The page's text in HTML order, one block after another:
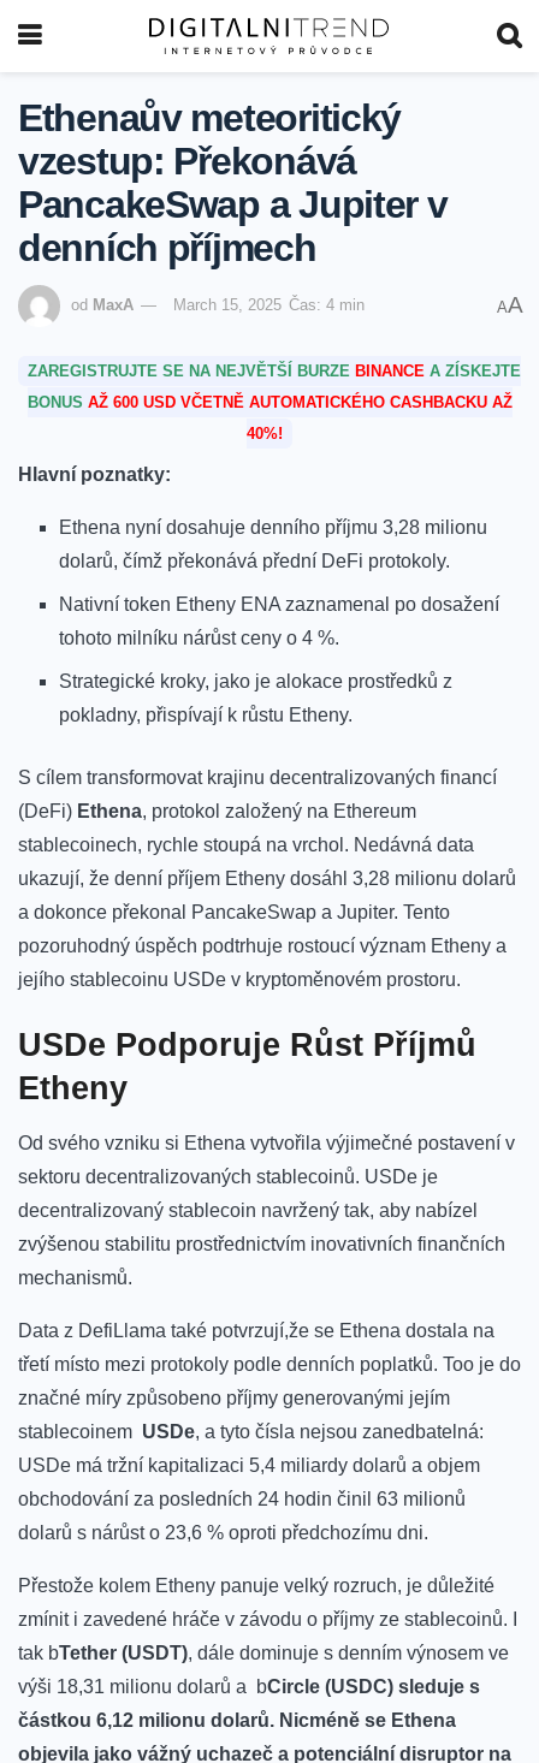
Ethenaův meteoritický
vzestup: Překonává
PancakeSwap a Jupiter v
denních příjmech
od MaxA March 15, 2025 Čas: 4 min AA
ZAREGISTRUJTE SE NA NEJVĚTŠÍ BURZE BINANCE A ZÍSKEJTE
BONUS AŽ 600 USD VČETNĚ AUTOMATICKÉHO CASHBACKU AŽ
40%!
Hlavní poznatky:
Ethena nyní⁢ dosahuje denního příjmu 3,28 milionu‍
dolarů,​ čímž překonává ⁣přední‍ DeFi protokoly.
Nativní token Etheny ENA​ zaznamenal po dosažení⁢
tohoto milníku nárůst ceny o 4 %.
Strategické kroky, jako je alokace‍ prostředků‌ z
pokladny, přispívají k‌ růstu ⁣Etheny.
S cílem transformovat krajinu decentralizovaných financí​
(DeFi)⁣ Ethena, ⁤protokol založený ‌na Ethereum
stablecoinech,​ rychle stoupá na vrchol. Nedávná data
ukazují, že ⁣denní příjem Etheny dosáhl⁢ 3,28 milionu dolarů
a dokonce překonal PancakeSwap a⁤ Jupiter. Tento
pozoruhodný úspěch podtrhuje rostoucí ⁢význam Etheny a⁤
jejího stablecoinu USDe v kryptoměnovém prostoru.
USDe Podporuje Růst Příjmů
Etheny
Od svého vzniku si Ethena ⁤vytvořila výjimečné⁤ postavení v
sektoru decentralizovaných stablecoinů. USDe je
decentralizovaný stablecoin navržený tak, aby‍ nabízel
zvýšenou‍ stabilitu prostřednictvím inovativních finančních
mechanismů.
Data z DefiLlama také potvrzují,že se Ethena dostala‌ na
třetí místo⁤ mezi protokoly podle denních poplatků. Too je do
značné míry způsobeno příjmy generovanými ⁣jejím
⁤stablecoinem ⁣ USDe, a tyto čísla​ nejsou zanedbatelná:
USDe​ má tržní kapitalizaci​ 5,4 ⁤miliardy dolarů ⁢a objem
obchodování za posledních 24 hodin činil 63 milionů
dolarů s nárůst o 23,6 % oproti předchozímu⁤ dni.
Přestože‌ kolem Etheny panuje velký ⁣rozruch,‍ je důležité
zmínit i zavedené hráče v závodu o příjmy​ ze⁣ stablecoinů. I
tak bTether (USDT), dále dominuje s denním výnosem ve
výši 18,31 ​milionu dolarů‍ a ​
bCircle (USDC) sleduje s
částkou 6,12⁣ milionu dolarů. Nicméně se Ethena
objevila jako vážný uchazeč a potenciální disruptor‌ na